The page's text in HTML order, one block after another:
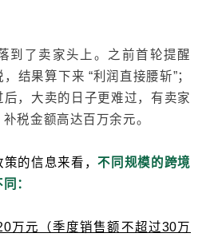
到了卖家头上。之前首轮提醒
结果算下来 “利润直接腰斩”；
，大卖的日子更难过，有卖家
税金额高达百万余元。
策的信息来看，不同规模的跨境
：
万元（季度销售额不超过30万